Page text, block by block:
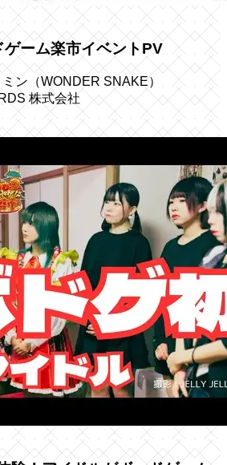
ーム楽市イベントPV
ン（WONDER SNAKE）
株式会社